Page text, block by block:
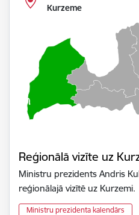
Kurzeme
Reģionālā vizīte uz
Ministru prezidents Andris
reģionālajā vizītē uz Kurzemi.
Ministru prezidenta kalendārs